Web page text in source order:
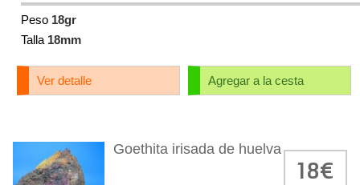
Peso 18gr
Talla 18mm
Agregar a la cesta
Ver detalle
Goethita irisada de huelva
18€